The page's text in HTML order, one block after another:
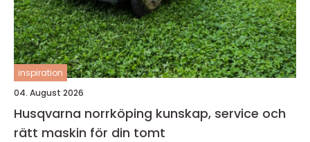
inspiration
04. August 2026
Husqvarna norrköping kunskap, service och
rätt maskin för din tomt